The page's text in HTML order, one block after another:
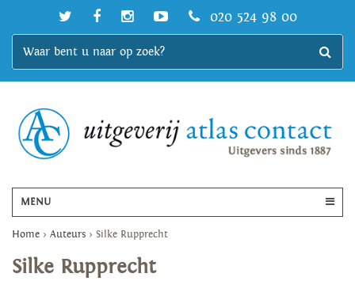
020 524 98 00
MENU
Home > Auteurs > Silke Rupprecht
Silke Rupprecht